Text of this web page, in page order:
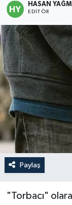
HASAN
EDITÖR
Paylaş
"Torbacı"
Magazin
Politika
Sağlık
Spor
Teknoloji
Yaşam
Haber Arşivi